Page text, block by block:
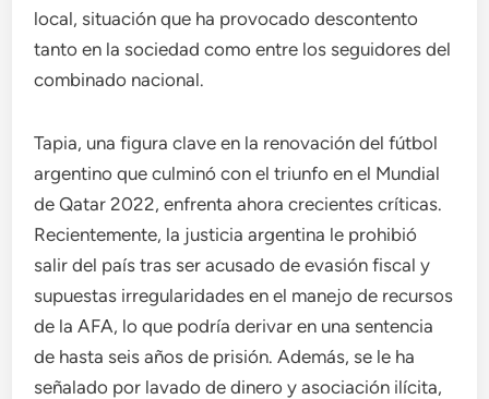
local, situación que ha provocado descontento
tanto en la sociedad como entre los seguidores del
combinado nacional.
Tapia, una figura clave en la renovación del fútbol
argentino que culminó con el triunfo en el Mundial
de Qatar 2022, enfrenta ahora crecientes críticas.
Recientemente, la justicia argentina le prohibió
salir del país tras ser acusado de evasión fiscal y
supuestas irregularidades en el manejo de recursos
de la AFA, lo que podría derivar en una sentencia
de hasta seis años de prisión. Además, se le ha
señalado por lavado de dinero y asociación ilícita,